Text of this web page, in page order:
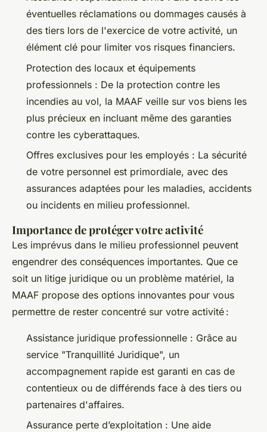
éventuelles réclamations ou dommages causés à
des tiers lors de l'exercice de votre activité, un
élément clé pour limiter vos risques financiers.
Protection des locaux et équipements
professionnels : De la protection contre les
incendies au vol, la MAAF veille sur vos biens les
plus précieux en incluant même des garanties
contre les cyberattaques.
Offres exclusives pour les employés : La sécurité
de votre personnel est primordiale, avec des
assurances adaptées pour les maladies, accidents
ou incidents en milieu professionnel.
Importance de protéger votre activité
Les imprévus dans le milieu professionnel peuvent
engendrer des conséquences importantes. Que ce
soit un litige juridique ou un problème matériel, la
MAAF propose des options innovantes pour vous
permettre de rester concentré sur votre activité :
Assistance juridique professionnelle : Grâce au
service "Tranquillité Juridique", un
accompagnement rapide est garanti en cas de
contentieux ou de différends face à des tiers ou
partenaires d'affaires.
Assurance perte d’exploitation : Une aide